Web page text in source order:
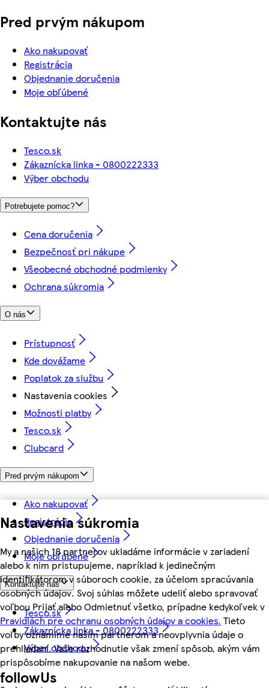
Nastavenia súkromia
My a našich 18 partnerov ukladáme informácie v zariadení
alebo k nim pristupujeme, napríklad k jedinečným
identifikátorom v súboroch cookie, za účelom spracúvania
osobných údajov. Svoj súhlas môžete udeliť alebo spravovať
voľbou Prijať alebo Odmietnuť všetko, prípadne kedykoľvek v
Pravidlách pre ochranu osobných údajov a cookies. Tieto
voľby oznámime našim partnerom a neovplyvnia údaje o
prehliadaní. Vaše rozhodnutie však zmení spôsob, akým vám
prispôsobíme nakupovanie na našom webe.
Pred prvým nákupom
Ako nakupovať
Registrácia
Objednanie doručenia
Moje obľúbené
Kontaktujte nás
Tesco.sk
Zákaznícka linka - 0800222333
Výber obchodu
Potrebujete pomoc?
Cena doručenia
Bezpečnosť pri nákupe
Všeobecné obchodné podmienky
Ochrana súkromia
O nás
Prístupnosť
Kde dovážame
Poplatok za službu
Nastavenia cookies
Možnosti platby
Tesco.sk
Clubcard
Pred prvým nákupom
Ako nakupovať
Registrácia
Objednanie doručenia
Moje obľúbené
Kontaktujte nás
Tesco.sk
Zákaznícka linka - 0800222333
Výber obchodu
followUs